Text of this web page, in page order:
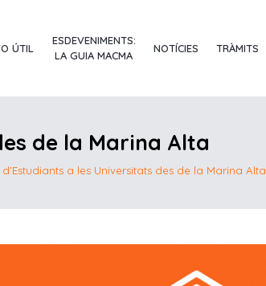
ÚTIL
ESDEVENIMENTS:
LA GUIA MACMA
NOTÍCIES TRÀMITS
de la Marina Alta
d’Estudiants a les Universitats des de la Marina Alta